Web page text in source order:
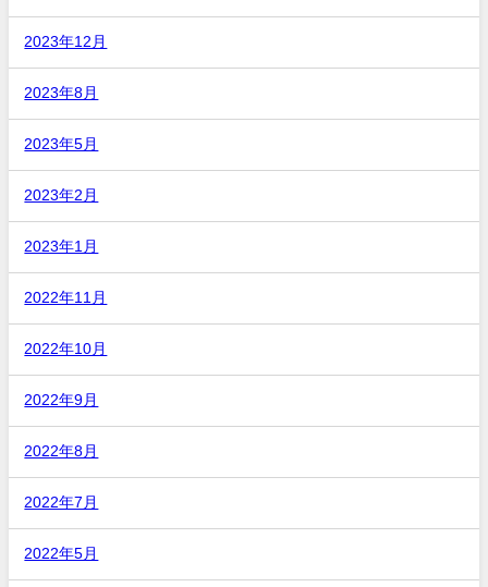
2023年12月
2023年8月
2023年5月
2023年2月
2023年1月
2022年11月
2022年10月
2022年9月
2022年8月
2022年7月
2022年5月